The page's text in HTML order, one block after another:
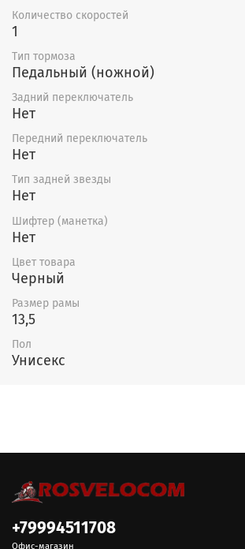
Количество скоростей
1
Тип тормоза
Педальный (ножной)
Задний переключатель
Нет
Передний переключатель
Нет
Тип задней звезды
Нет
Шифтер (манетка)
Нет
Цвет товара
Черный
Размер рамы
13,5
Пол
Унисекс
+79994511708
Офис-магазин